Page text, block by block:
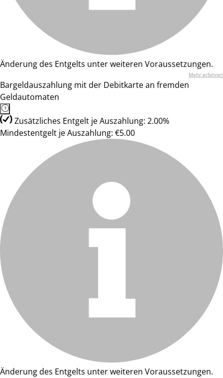
Änderung des Entgelts unter weiteren Voraussetzungen.
Mehr erfahren
Bargeldauszahlung mit der Debitkarte an fremden
Geldautomaten
Zusätzliches Entgelt je Auszahlung: 2.00%
Mindestentgelt je Auszahlung: €5.00
Änderung des Entgelts unter weiteren Voraussetzungen.